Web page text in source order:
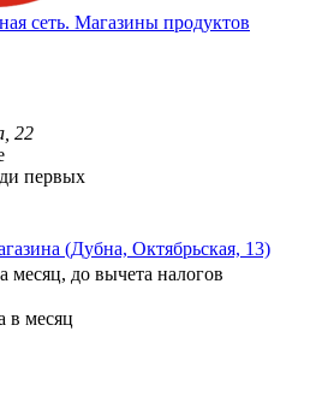
сеть. Магазины продуктов
22
первых
(Дубна, Октябрьская, 13)
месяц, до вычета налогов
в месяц